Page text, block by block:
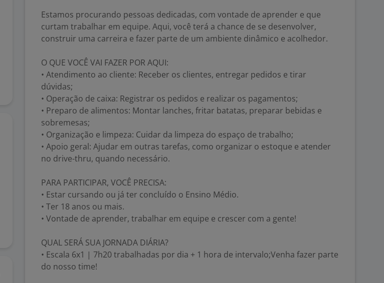
Estamos procurando pessoas dedicadas, com vontade de aprender e que
curtam trabalhar em equipe. Aqui, você terá a chance de se desenvolver,
construir uma carreira e fazer parte de um ambiente dinâmico e acolhedor.
O QUE VOCÊ VAI FAZER POR AQUI:
• Atendimento ao cliente: Receber os clientes, entregar pedidos e tirar
dúvidas;
• Operação de caixa: Registrar os pedidos e realizar os pagamentos;
• Preparo de alimentos: Montar lanches, fritar batatas, preparar bebidas e
sobremesas;
• Organização e limpeza: Cuidar da limpeza do espaço de trabalho;
• Apoio geral: Ajudar em outras tarefas, como organizar o estoque e atender
no drive-thru, quando necessário.
PARA PARTICIPAR, VOCÊ PRECISA:
• Estar cursando ou já ter concluído o Ensino Médio.
• Ter 18 anos ou mais.
• Vontade de aprender, trabalhar em equipe e crescer com a gente!
QUAL SERÁ SUA JORNADA DIÁRIA?
• Escala 6x1 | 7h20 trabalhadas por dia + 1 hora de intervalo;Venha fazer parte
do nosso time!